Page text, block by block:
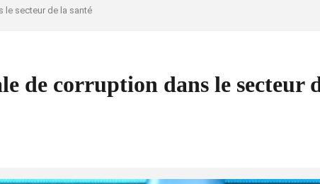
le secteur de la santé
de corruption dans le secteur